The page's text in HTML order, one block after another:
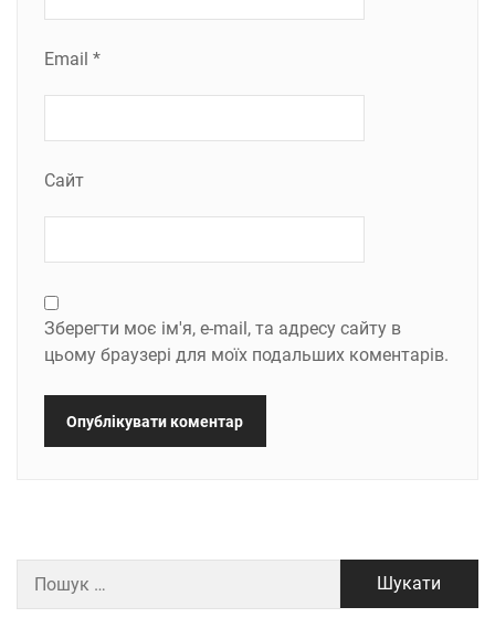
Email *
Сайт
Зберегти моє ім'я, e-mail, та адресу сайту в
цьому браузері для моїх подальших коментарів.